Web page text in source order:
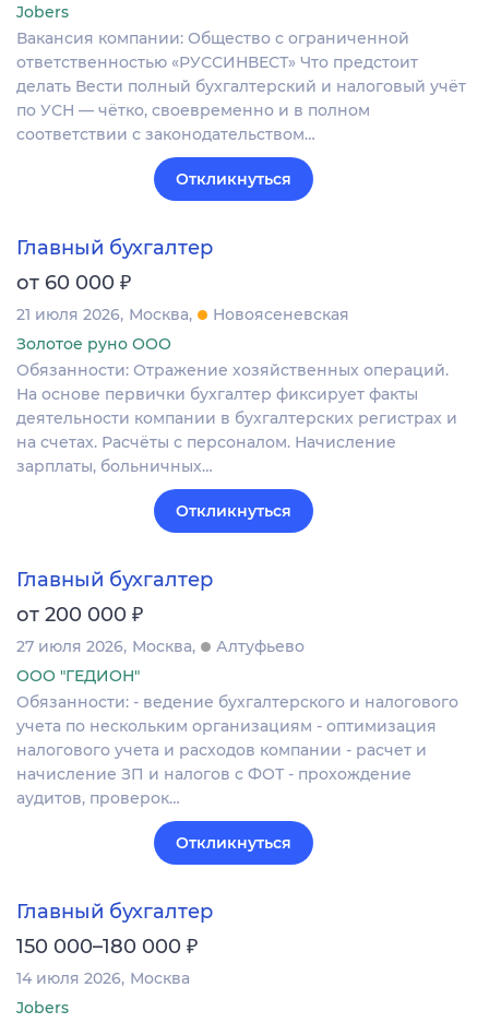
Jobers
Вакансия компании: Общество с ограниченной
ответственностью «РУССИНВЕСТ» Что предстоит
делать Вести полный бухгалтерский и налоговый учёт
по УСН — чётко, своевременно и в полном
соответствии с законодательством…
Откликнуться
Главный бухгалтер
от 60 000 ₽
21 июля 2026 Москва
Новоясеневская
Золотое руно ООО
Обязанности: Отражение хозяйственных операций.
На основе первички бухгалтер фиксирует факты
деятельности компании в бухгалтерских регистрах и
на счетах. Расчёты с персоналом. Начисление
зарплаты, больничных…
Откликнуться
Главный бухгалтер
от 200 000 ₽
27 июля 2026 Москва
Алтуфьево
ООО "ГЕДИОН"
Обязанности: - ведение бухгалтерского и налогового
учета по нескольким организациям - оптимизация
налогового учета и расходов компании - расчет и
начисление ЗП и налогов с ФОТ - прохождение
аудитов, проверок…
Откликнуться
Главный бухгалтер
150 000–180 000 ₽
14 июля 2026 Москва
Jobers